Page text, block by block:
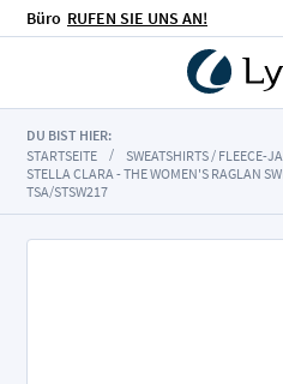
Büro RUFEN SIE UNS AN!
DU BIST HIER:
STARTSEITE
SWEATSHIRTS / FLEECE-
STELLA CLARA - THE WOMEN'S RAGLAN
TSA/STSW217